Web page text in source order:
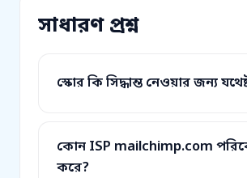
সাধারণ প্রশ্ন
স্কোর কি সিদ্ধান্ত নেওয়ার জন্য
কোন ISP mailchimp.com
করে?